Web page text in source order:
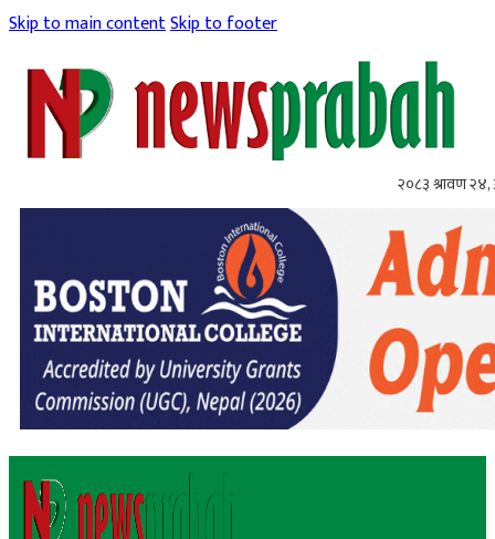
Skip to main contentSkip to footer
२०८३ श्रावण